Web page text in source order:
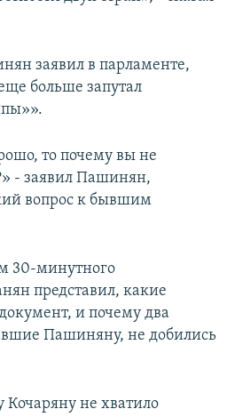
заявил в парламенте,
больше запутал
то почему вы не
- заявил Пашинян,
вопрос к бывшим
30-минутного
представил, какие
и почему два
Пашиняну, не добились
Кочаряну не хватило